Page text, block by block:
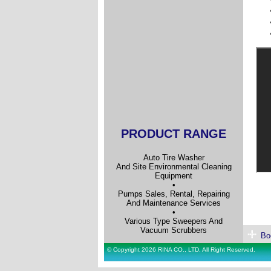
PRODUCT RANGE
Auto Tire Washer
And Site Environmental Cleaning
Equipment
•
Pumps Sales, Rental, Repairing
And Maintenance Services
•
Various Type Sweepers And
Vacuum Scrubbers
© Copyright 2026 RINA CO., LTD. All Right Reserved.